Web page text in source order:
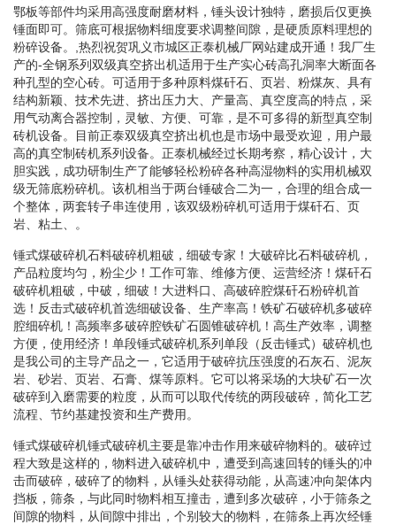
鄂板等部件均采用高强度耐磨材料，锤头设计独特，磨损后仅更换
锤面即可。筛底可根据物料细度要求调整间隙，是硬质原料理想的
粉碎设备。,热烈祝贺巩义市城区正泰机械厂网站建成开通！我厂生
产的-全钢系列双级真空挤出机适用于生产实心砖高孔洞率大断面各
种孔型的空心砖。可适用于多种原料煤矸石、页岩、粉煤灰、具有
结构新颖、技术先进、挤出压力大、产量高、真空度高的特点，采
用气动离合器控制，灵敏、方便、可靠，是不可多得的新型真空制
砖机设备。目前正泰双级真空挤出机也是市场中最受欢迎，用户最
高的真空制砖机系列设备。正泰机械经过长期考察，精心设计，大
胆实践，成功研制生产了能够轻松粉碎各种高湿物料的实用机械双
级无筛底粉碎机。该机相当于两台锤破合二为一，合理的组合成一
个整体，两套转子串连使用，该双级粉碎机可适用于煤矸石、页
岩、粘土、。
锤式煤破碎机石料破碎机粗破，细破专家！大破碎比石料破碎机，
产品粒度均匀，粉尘少！工作可靠、维修方便、运营经济！煤矸石
破碎机粗破，中破，细破！大进料口、高破碎腔煤矸石粉碎机首
选！反击式破碎机首选细破设备、生产率高！铁矿石破碎机多破碎
腔细碎机！高频率多破碎腔铁矿石圆锥破碎机！高生产效率，调整
方便，使用经济！单段锤式破碎机系列单段（反击锤式）破碎机也
是我公司的主导产品之一，它适用于破碎抗压强度的石灰石、泥灰
岩、砂岩、页岩、石膏、煤等原料。它可以将采场的大块矿石一次
破碎到入磨需要的粒度，从而可以取代传统的两段破碎，简化工艺
流程、节约基建投资和生产费用。
锤式煤破碎机锤式破碎机主要是靠冲击作用来破碎物料的。破碎过
程大致是这样的，物料进入破碎机中，遭受到高速回转的锤头的冲
击而破碎，破碎了的物料，从锤头处获得动能，从高速冲向架体内
挡板，筛条，与此同时物料相互撞击，遭到多次破碎，小于筛条之
间隙的物料，从间隙中排出，个别较大的物料，在筛条上再次经锤